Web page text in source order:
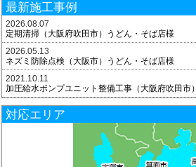
最新施工事例
2026.08.07
定期清掃（大阪府吹田市）うどん・そば店様
2026.05.13
ネズミ防除点検（大阪市）うどん・そば店様
2021.10.11
加圧給水ポンプユニット整備工事（大阪府吹田市）
対応エリア